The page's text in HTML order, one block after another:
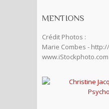
MENTIONS
Crédit Photos :
Marie Combes -
www.iStockphoto.com